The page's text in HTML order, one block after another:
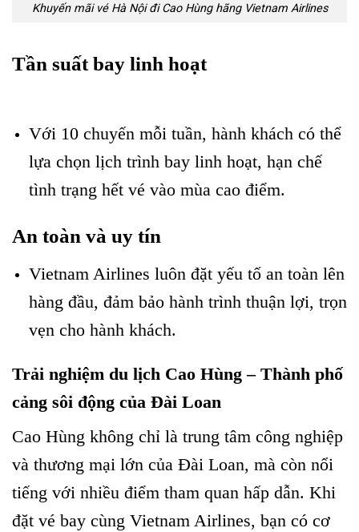
Khuyến mãi vé Hà Nội đi Cao Hùng hãng Vietnam Airlines
Tần suất bay linh hoạt
Với 10 chuyến mỗi tuần, hành khách có thể
lựa chọn lịch trình bay linh hoạt, hạn chế
tình trạng hết vé vào mùa cao điểm.
An toàn và uy tín
Vietnam Airlines luôn đặt yếu tố an toàn lên
hàng đầu, đảm bảo hành trình thuận lợi, trọn
vẹn cho hành khách.
Trải nghiệm du lịch Cao Hùng – Thành phố
cảng sôi động của Đài Loan
Cao Hùng không chỉ là trung tâm công nghiệp
và thương mại lớn của Đài Loan, mà còn nổi
tiếng với nhiều điểm tham quan hấp dẫn. Khi
đặt vé bay cùng Vietnam Airlines, bạn có cơ